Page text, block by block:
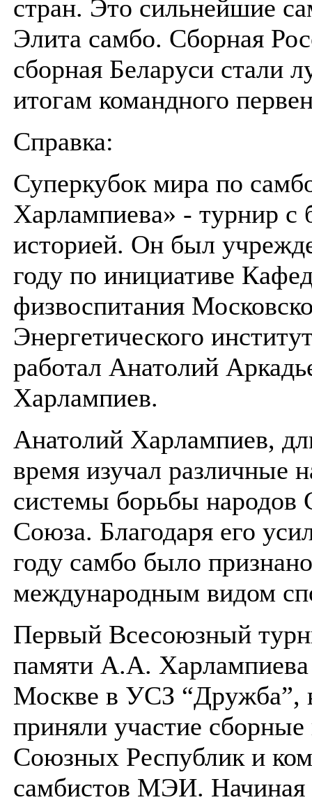
стран. Это сильнейшие
Элита самбо. Сборная
сборная Беларуси стали
итогам командного
Справка:
Суперкубок мира по
Харлампиева» - турнир с
историей. Он был
году по инициативе
физвоспитания
Энергетического
работал Анатолий
Харлампиев.
Анатолий Харлампиев,
время изучал различные
системы борьбы народов
Союза. Благодаря его
году самбо было признано
международным видом
Первый Всесоюзный
памяти А.А. Харлампиева
Москве в УСЗ “Дружба”,
приняли участие
Союзных Республик и
самбистов МЭИ. Начиная